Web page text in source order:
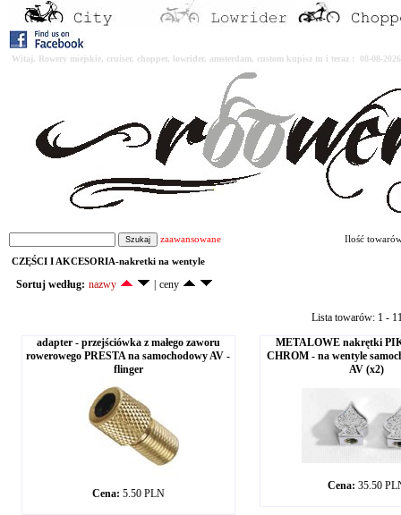
Witaj. Rowery miejskie, cruiser, chopper, lowrider, amsterdam, custom kupisz tu i teraz : 08-08-
zaawansowane Ilość
CZĘŚCI I AKCESORIA-nakretki na wentyle
Sortuj według: nazwy ceny
Lista towarów: 1 -
adapter - przejściówka z małego zaworu
rowerowego PRESTA na samochodowy AV -
flinger
Cena: 5.50 PLN
METALOWE nakrętki
CHROM - na wentyle
AV (x2)
Cena: 35.50